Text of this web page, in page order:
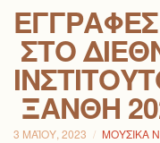
ΣΤΟ
ΞΆΝΘΗ
3 ΜΑΪ́ΟΥ, 2023 ΜΟΥΣΙΚΆ